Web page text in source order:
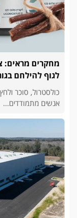
מחקרים מראים:
לגוף להילחם
כולסטרול, סוכר
אנשים מתמודדים...